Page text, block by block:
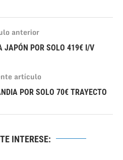
anterior
JAPÓN POR SOLO 419€ I/V
artículo
POR SOLO 70€ TRAYECTO
INTERESE: